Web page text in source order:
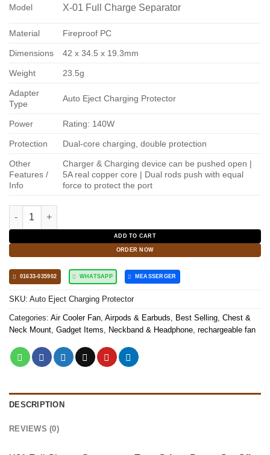
1,400.00৳ .699.00৳ .
Model X-01 Full Charge Separator
Material Fireproof PC
Dimensions 42 x 34.5 x 19.3mm
Weight 23.5g
Adapter
Type
Auto Eject Charging Protector
Power Rating: 140W
Protection Dual-core charging, double protection
Other
Features /
Info
Charger & Charging device can be pushed open |
5A real copper core | Dual rods push with equal
force to protect the port
Power Disconnector Type-C Auto Eject Charging Protector
ADD TO CART
ORDER NOW
01633-035902 WHATSAPP MEASSERGER
SKU: Auto Eject Charging Protector
Categories: Air Cooler Fan, Airpods & Earbuds, Best Selling, Chest &
Neck Mount, Gadget Items, Neckband & Headphone, rechargeable fan
DESCRIPTION
REVIEWS (0)